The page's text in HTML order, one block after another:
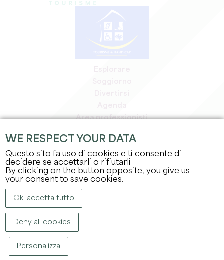
Area professionisti
Area stampa
Offerte di lavoro e stage
Informazioni legali
Informativa sulla privacy
COPYRIGHT ©2026
WE RESPECT YOUR DATA
Questo sito fa uso di cookies e ti consente di
decidere se accettarli o rifiutarli
By clicking on the button opposite, you give us
your consent to save cookies.
Ok, accetta tutto
Deny all cookies
Personalizza